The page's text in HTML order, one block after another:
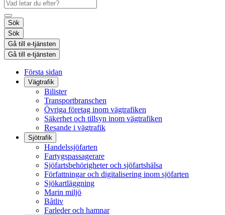
Sök
Sök
Gå till e-tjänsten
Gå till e-tjänsten
Första sidan
Vägtrafik
Bilister
Transportbranschen
Övriga företag inom vägtrafiken
Säkerhet och tillsyn inom vägtrafiken
Resande i vägtrafik
Sjötrafik
Handelssjöfarten
Fartygspassagerare
Sjöfartsbehörigheter och sjöfartshälsa
Författningar och digitalisering inom sjöfarten
Sjökartläggning
Marin miljö
Båtliv
Farleder och hamnar